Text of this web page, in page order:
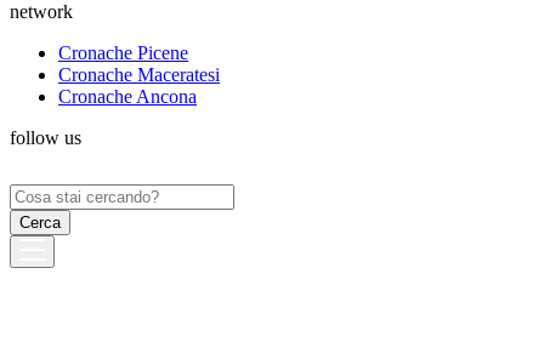
network
Cronache Picene
Cronache Maceratesi
Cronache Ancona
follow us
Ricerca
per: